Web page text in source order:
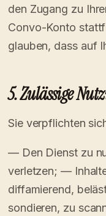
den Zugang zu
Convo-Konto
glauben, dass auf
5. Zulässige
Sie verpflichten
— Den Dienst zu
verletzen; —
diffamierend,
sondieren, zu